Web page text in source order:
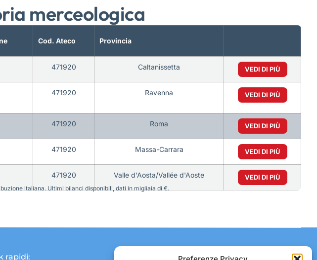
merceologica
Cod. Ateco Provincia
471920 Caltanissetta VEDI DI PIÙ
471920 Ravenna VEDI DI PIÙ
471920 Roma VEDI DI PIÙ
471920 Massa-Carrara VEDI DI PIÙ
471920 Valle d'Aosta/Vallée d'Aoste VEDI DI PIÙ
italiana. Ultimi bilanci disponibili, dati in migliaia di €.
rapidi: